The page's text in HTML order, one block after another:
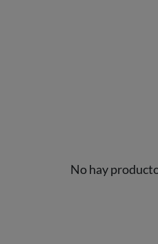
No hay